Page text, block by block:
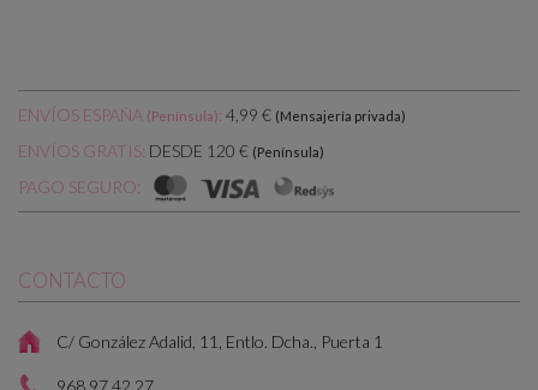
ENVÍOS ESPAÑA (Península): 4,99 € (Mensajería privada)
ENVÍOS GRATIS: DESDE 120 € (Península)
PAGO SEGURO:
CONTACTO
C/ González Adalid, 11, Entlo. Dcha., Puerta 1